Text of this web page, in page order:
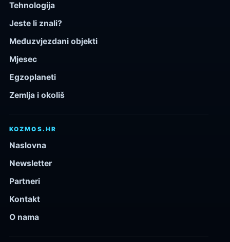
Tehnologija
Jeste li znali?
Međuzvjezdani objekti
Mjesec
Egzoplaneti
Zemlja i okoliš
KOZMOS.HR
Naslovna
Newsletter
Partneri
Kontakt
O nama